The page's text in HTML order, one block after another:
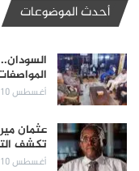
أحدث الموضوعات
أغسطس 10, 2026
عثمان
تكشف
أغسطس 10, 2026